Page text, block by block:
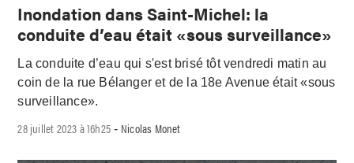
Inondation dans Saint-Michel: la
conduite d’eau était «sous surveillance»
La conduite d’eau qui s'est brisé tôt vendredi matin au
coin de la rue Bélanger et de la 18e Avenue était «sous
surveillance».
28 juillet 2023 à 16h25 - Nicolas Monet